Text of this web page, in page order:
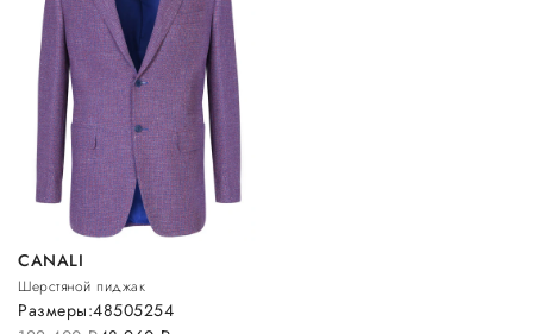
CANALI
Шерстяной пиджак
Размеры:48505254